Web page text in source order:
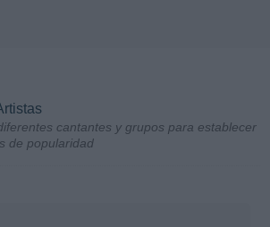
cantantes y grupos para establecer
de popularidad